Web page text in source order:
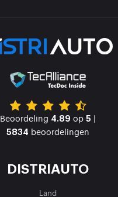
Beoordeling 4.89 op 5 |
5834 beoordelingen
DISTRIAUTO
Land